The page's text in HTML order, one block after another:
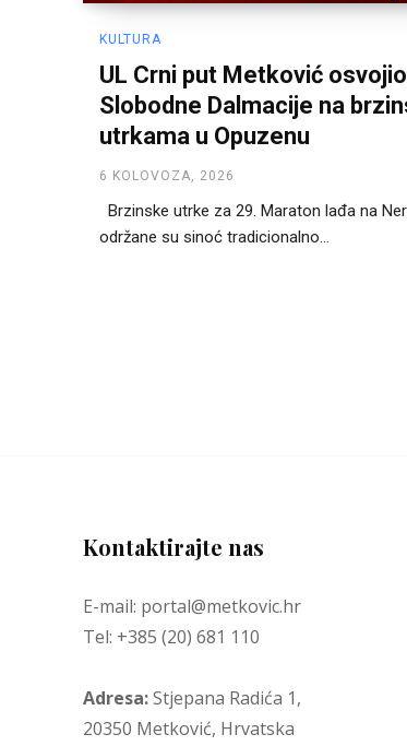
KULTURA
UL Crni put Metković
Slobodne Dalmacije na
utrkama u Opuzenu
6 KOLOVOZA, 2026
Brzinske utrke za 29. Maraton lađa na
održane su sinoć tradicionalno...
Kontaktirajte nas
E-mail: portal@metkovic.hr
Tel: +385 (20) 681 110
Adresa:Stjepana Radića 1,
20350 Metković, Hrvatska